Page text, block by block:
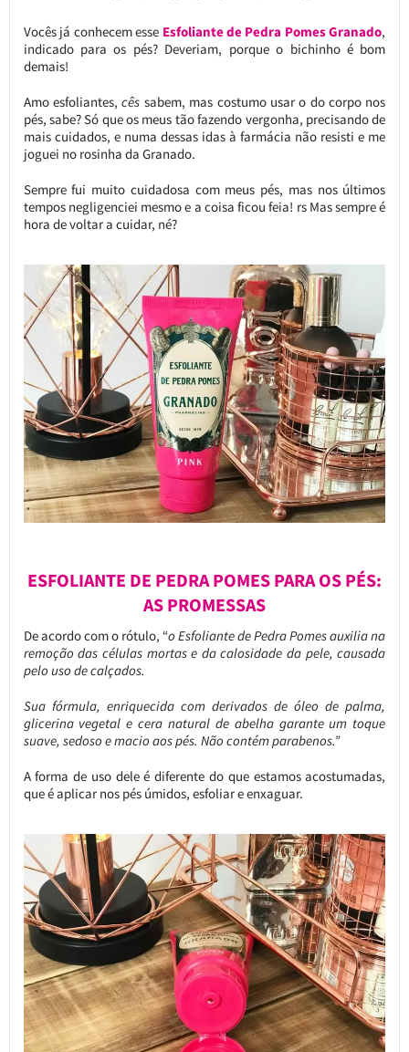
Vocês já conhecem esse Esfoliante de Pedra Pomes Granado,
indicado para os pés? Deveriam, porque o bichinho é bom
demais!
Amo esfoliantes,cês sabem, mas costumo usar o do corpo nos
pés, sabe? Só que os meus tão fazendo vergonha, precisando de
mais cuidados, e numa dessas idas à farmácia não resisti e me
joguei no rosinha da Granado.
Sempre fui muito cuidadosa com meus pés, mas nos últimos
tempos negligenciei mesmo e a coisa ficou feia! rs Mas sempre é
hora de voltar a cuidar, né?
ESFOLIANTE DE PEDRA POMES PARA OS PÉS:
AS PROMESSAS
De acordo com o rótulo, “o Esfoliante de Pedra Pomes auxilia na
remoção das células mortas e da calosidade da pele, causada
pelo uso de calçados.
Sua fórmula, enriquecida com derivados de óleo de palma,
glicerina vegetal e cera natural de abelha garante um toque
suave, sedoso e macio aos pés. Não contém parabenos.”
A forma de uso dele é diferente do que estamos acostumadas,
que é aplicar nos pés úmidos, esfoliar e enxaguar.